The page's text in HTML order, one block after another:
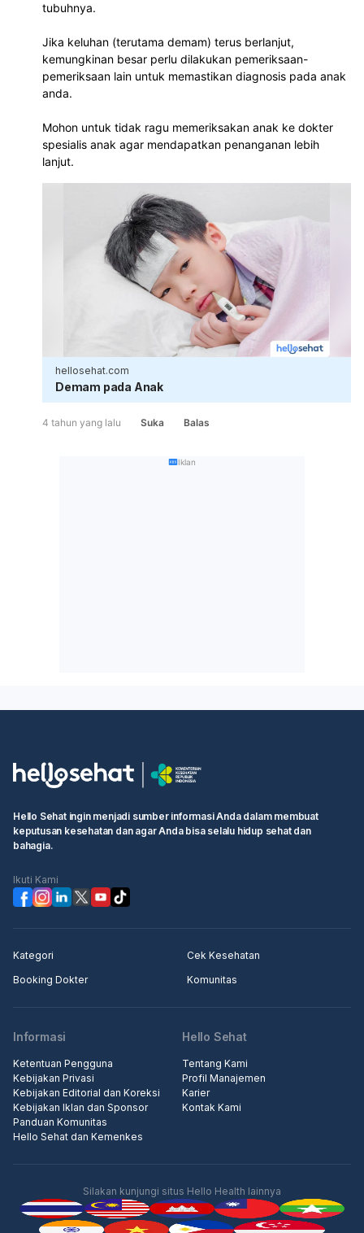
tubuhnya.
Jika keluhan (terutama demam) terus berlanjut,
kemungkinan besar perlu dilakukan pemeriksaan-
pemeriksaan lain untuk memastikan diagnosis pada anak
anda.
Mohon untuk tidak ragu memeriksakan anak ke dokter
spesialis anak agar mendapatkan penanganan lebih
lanjut.
hellosehat.com
Demam pada Anak
4 tahun yang lalu Suka Balas
Iklan
Hello Sehat ingin menjadi sumber informasi Anda dalam membuat
keputusan kesehatan dan agar Anda bisa selalu hidup sehat dan
bahagia.
Ikuti Kami
Kategori
Cek Kesehatan
Booking Dokter
Komunitas
Informasi
Ketentuan Pengguna
Kebijakan Privasi
Kebijakan Editorial dan Koreksi
Kebijakan Iklan dan Sponsor
Panduan Komunitas
Hello Sehat dan Kemenkes
Hello Sehat
Tentang Kami
Profil Manajemen
Karier
Kontak Kami
Silakan kunjungi situs Hello Health lainnya